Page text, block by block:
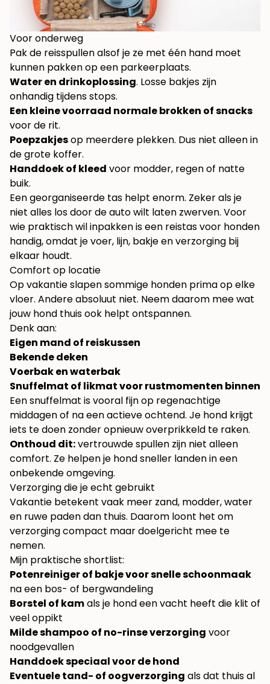
Voor onderweg
Pak de reisspullen alsof je ze met één hand moet
kunnen pakken op een parkeerplaats.
Water en drinkoplossing. Losse bakjes zijn
onhandig tijdens stops.
Een kleine voorraad normale brokken of snacks
voor de rit.
Poepzakjesop meerdere plekken. Dus niet alleen in
de grote koffer.
Handdoek of kleed voor modder, regen of natte
buik.
Een georganiseerde tas helpt enorm. Zeker als je
niet alles los door de auto wilt laten zwerven. Voor
wie praktisch wil inpakken is een reistas voor honden
handig, omdat je voer, lijn, bakje en verzorging bij
elkaar houdt.
Comfort op locatie
Op vakantie slapen sommige honden prima op elke
vloer. Andere absoluut niet. Neem daarom mee wat
jouw hond thuis ook helpt ontspannen.
Denk aan:
Eigen mand of reiskussen
Bekende deken
Voerbak en waterbak
Snuffelmat of likmat voor rustmomenten binnen
Een snuffelmat is vooral fijn op regenachtige
middagen of na een actieve ochtend. Je hond krijgt
iets te doen zonder opnieuw overprikkeld te raken.
Onthoud dit:vertrouwde spullen zijn niet alleen
comfort. Ze helpen je hond sneller landen in een
onbekende omgeving.
Verzorging die je echt gebruikt
Vakantie betekent vaak meer zand, modder, water
en ruwe paden dan thuis. Daarom loont het om
verzorging compact maar doelgericht mee te
nemen.
Mijn praktische shortlist:
Potenreiniger of bakje voor snelle schoonmaak
na een bos- of bergwandeling
Borstel of kamals je hond een vacht heeft die klit of
veel oppikt
Milde shampoo of no-rinse verzorging voor
noodgevallen
Handdoek speciaal voor de hond
Eventuele tand- of oogverzorging als dat thuis al